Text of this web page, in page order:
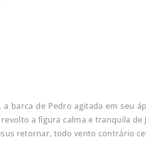
barca de Pedro agitada em seu
a figura calma e tranquila
retornar, todo vento contrário